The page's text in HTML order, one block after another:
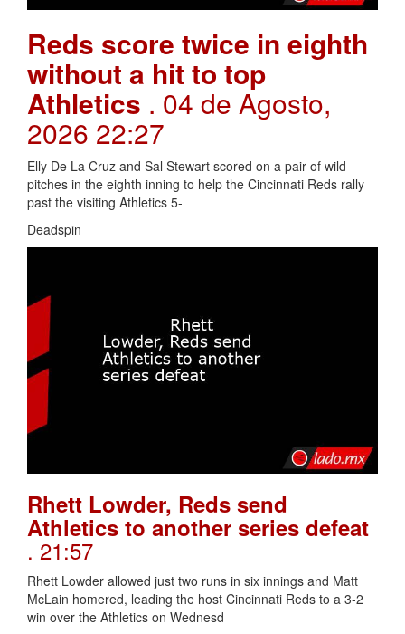
Reds score twice in eighth
without a hit to top
Athletics . 04 de Agosto,
2026 22:27
Elly De La Cruz and Sal Stewart scored on a pair of wild
pitches in the eighth inning to help the Cincinnati Reds rally
past the visiting Athletics 5-
Deadspin
Rhett Lowder, Reds send
Athletics to another series defeat
. 21:57
Rhett Lowder allowed just two runs in six innings and Matt
McLain homered, leading the host Cincinnati Reds to a 3-2
win over the Athletics on Wednesd